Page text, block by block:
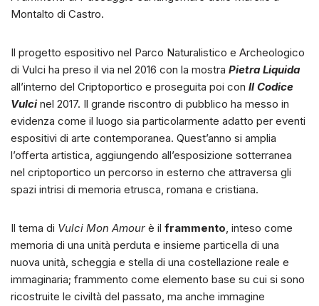
Montalto di Castro.
Il progetto espositivo nel Parco Naturalistico e Archeologico
di Vulci ha preso il via nel 2016 con la mostra Pietra Liquida
all’interno del Criptoportico e proseguita poi con Il Codice
Vulcinel 2017. Il grande riscontro di pubblico ha messo in
evidenza come il luogo sia particolarmente adatto per eventi
espositivi di arte contemporanea. Quest’anno si amplia
l’offerta artistica, aggiungendo all’esposizione sotterranea
nel criptoportico un percorso in esterno che attraversa gli
spazi intrisi di memoria etrusca, romana e cristiana.
Il tema di Vulci Mon Amour è il frammento, inteso come
memoria di una unità perduta e insieme particella di una
nuova unità, scheggia e stella di una costellazione reale e
immaginaria; frammento come elemento base su cui si sono
ricostruite le civiltà del passato, ma anche immagine